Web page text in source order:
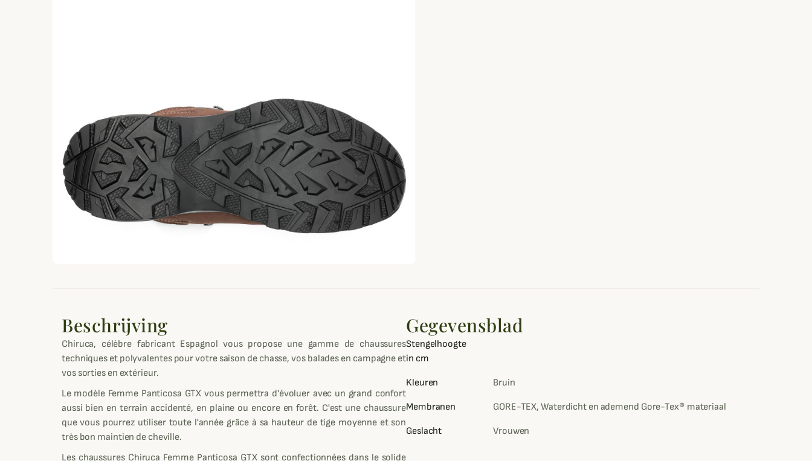
Beschrijving
Chiruca, célèbre fabricant Espagnol vous propose une gamme de chaussures
techniques et polyvalentes pour votre saison de chasse, vos balades en campagne et
vos sorties en extérieur.
Le modèle Femme Panticosa GTX vous permettra d'évoluer avec un grand confort
aussi bien en terrain accidenté, en plaine ou encore en forêt. C'est une chaussure
que vous pourrez utiliser toute l'année grâce à sa hauteur de tige moyenne et son
très bon maintien de cheville.
Les chaussures Chiruca Femme Panticosa GTX sont confectionnées dans le solide
Gegevensblad
Stengelhoogte
in cm
Kleuren Bruin
Membranen GORE-TEX, Waterdicht en ademend Gore-Tex® materiaal
Geslacht Vrouwen